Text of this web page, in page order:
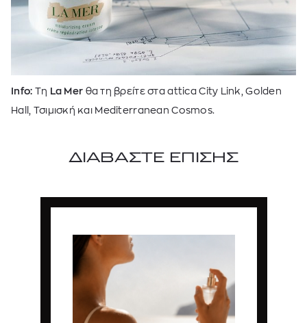
Info: Τη La Mer θα τη βρείτε σταattica City Link, Golden
Hall, Τσιμισκή και Mediterranean Cosmos.
ΔΙΑΒΑΣΤΕ ΕΠΙΣΗΣ